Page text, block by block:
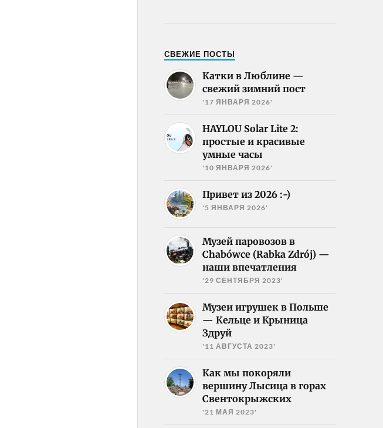
СВЕЖИЕ ПОСТЫ
Катки в Люблине —
свежий зимний пост
'17 ЯНВАРЯ 2026'
HAYLOU Solar Lite 2:
простые и красивые
умные часы
'10 ЯНВАРЯ 2026'
Привет из 2026 :-)
'5 ЯНВАРЯ 2026'
Музей паровозов в
Chabówce (Rabka Zdrój) —
наши впечатления
'29 СЕНТЯБРЯ 2023'
Музеи игрушек в Польше
— Кельце и Крыница
Здруй
'11 АВГУСТА 2023'
Как мы покоряли
вершину Лысица в горах
Свентокрыжских
'21 МАЯ 2023'